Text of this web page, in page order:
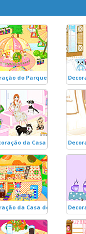
do Parque Luna
da Casa dos
da Casa de Cogumelo 2